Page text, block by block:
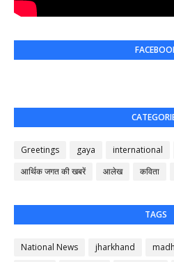
Greetings gaya international
आर्थिक जगत की खबरें
आलेख कविता
TAGS
National News jharkhand